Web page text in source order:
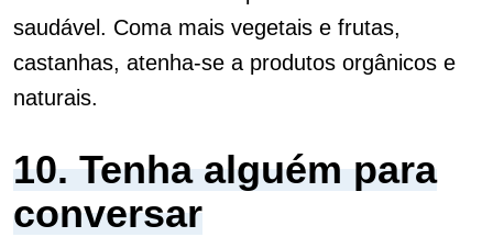
saudável. Coma mais vegetais e frutas,
castanhas, atenha-se a produtos orgânicos e
naturais.
10. Tenha alguém para
conversar